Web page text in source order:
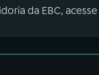
da EBC,